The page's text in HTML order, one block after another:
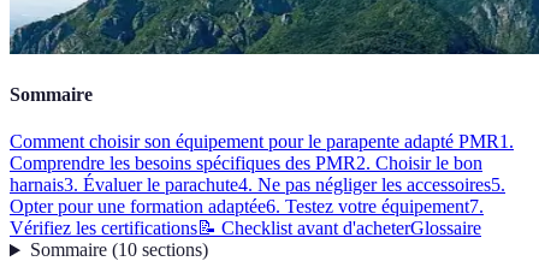
Sommaire
Comment choisir son équipement pour le parapente adapté PMR1.
Comprendre les besoins spécifiques des PMR2. Choisir le bon
harnais3. Évaluer le parachute4. Ne pas négliger les accessoires5.
Opter pour une formation adaptée6. Testez votre équipement7.
Vérifiez les certifications📝 Checklist avant d'acheterGlossaire
Sommaire(10 sections)